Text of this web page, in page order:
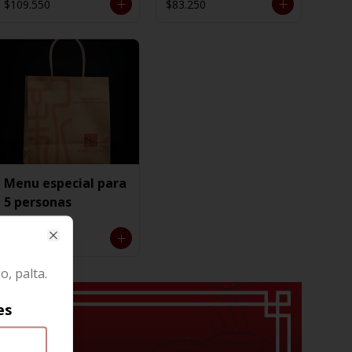
$109.550 $83.250
Menu especial para
5 personas
$125.850
palta.